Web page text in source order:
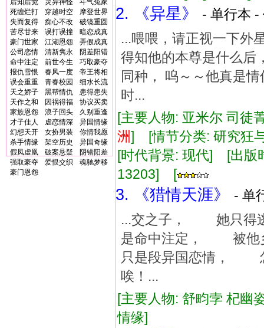
后知后觉
灵异神怪
斗气冤家
死缠烂打
穿越时空
摩登世界
失而复得
痴心不改
破镜重圆
苦尽甘来
误打误撞
暗恋成真
豪门世家
江湖恩怨
弄假成真
公司恋情
清新隽永
阴差阳错
命中注定
前世今生
巧取豪夺
报仇雪恨
春风一度
帝王将相
误会重重
青春校园
细水长流
天之娇子
黑帮情仇
患得患失
天作之和
因祸得福
协议买卖
家族恩怨
浪子回头
久别重逢
才子佳人
虐恋情深
异国情缘
幻想天开
女扮男装
你情我愿
杀手情缘
架空历史
异国奇缘
假凤虚凰
破案悬疑
阴错阳差
强取豪夺
爱恨交织
魂驰梦移
豪门恩怨
2. 《异星》
- 单行本
...喂喂，请正视一下外
得知他的本尊是什么后
同种， 呜～～他真是
时...
[主要人物: 亚米尔 司徒
洲] [情节分类: 研究
[时代背景: 现代] [出
13203] [
3. 《猎情天涯》
- 单
...交之子， 她只得
是命中注定， 被他
只是段异国恋情，
唉！...
[主要人物: 舒畇孛 杞
情缘]